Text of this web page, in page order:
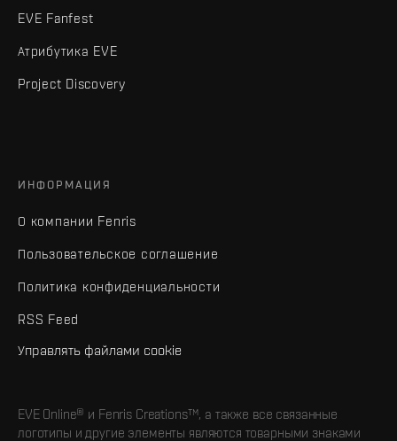
EVE Fanfest
Атрибутика EVE
Project Discovery
ИНФОРМАЦИЯ
О компании Fenris
Пользовательское соглашение
Политика конфиденциальности
RSS Feed
Управлять файлами cookie
EVE Online® и Fenris Creations™, а также все связанные
логотипы и другие элементы являются товарными знаками